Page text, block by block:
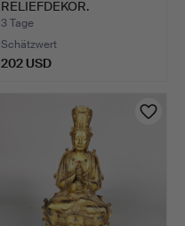
RELIEFDEKOR.
3 Tage
Schätzwert
202 USD